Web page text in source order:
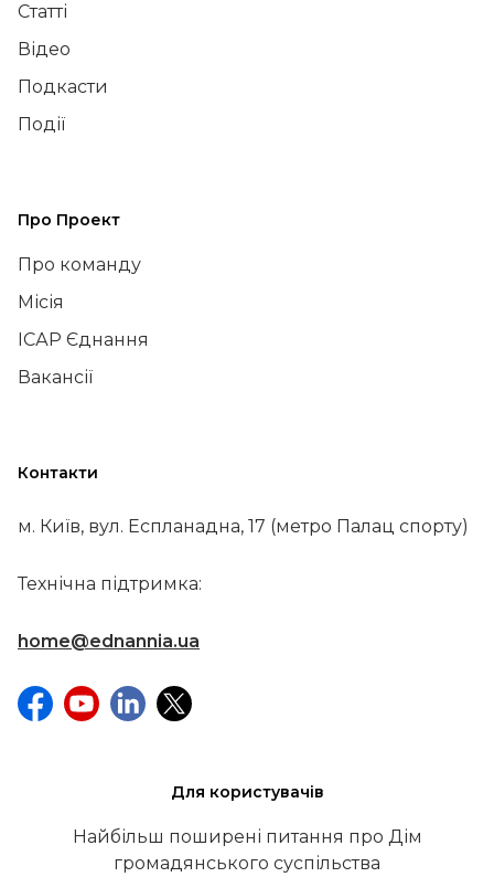
Статті
Відео
Подкасти
Події
Про Проект
Про команду
Місія
ІСАР Єднання
Вакансії
Контакти
м. Київ, вул. Еспланадна, 17 (метро Палац спорту)
Технічна підтримка:
home@ednannia.ua
Для користувачів
Найбільш поширені питання про Дім
громадянського суспільства